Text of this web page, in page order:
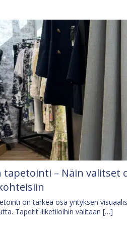
tapetointi – Näin
on tärkeä osa yrityksen
Tapetit liiketiloihin valitaan […]